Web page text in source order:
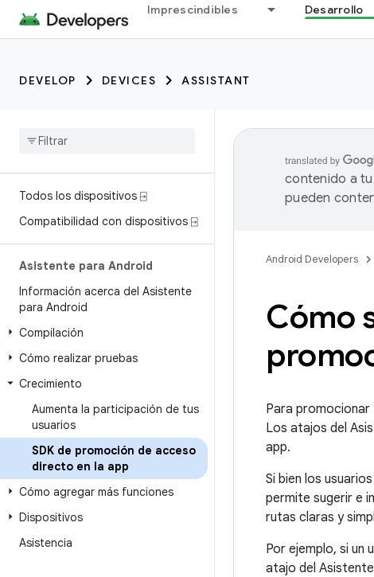
Imprescindibles Desarrollo
DEVELOP DEVICES ASSISTANT
Todos los dispositivos ⍈
Compatibilidad con dispositivos ⍈
Asistente para Android
Información acerca del Asistente
para Android
Compilación
Cómo realizar pruebas
Crecimiento
Aumenta la participación de tus
usuarios
SDK de promoción de acceso
directo en la app
Cómo agregar más funciones
Dispositivos
Asistencia
contenido a
pueden
Android Developers
Cómo
Para promocionar
Los atajos del
app.
Si bien los
permite sugerir e
rutas claras y
Por ejemplo, si un
atajo del